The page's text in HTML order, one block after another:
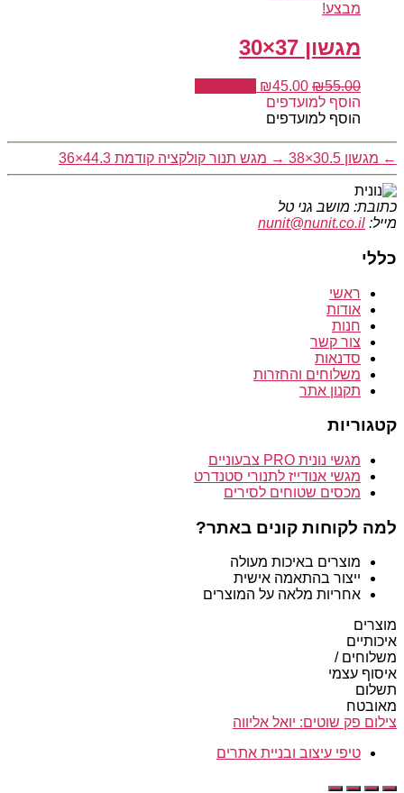
מבצע!
מגשון 37×30
₪55.00
המחיר
המקורי
היה:
₪45.00
הוסף למועדפים
הוסף למועדפים
← מגשון 30.5×38 → מגש תנור קולקציה קודמת 44.3×36
כתובת: מושב גני טל
מייל: nunit@nunit.co.il
כללי
ראשי
אודות
חנות
צור קשר
סדנאות
משלוחים והחזרות
תקנון אתר
קטגוריות
מגשי נונית PRO צבעוניים
מגשי אנודייז לתנורי סטנדרט
מכסים שטוחים לסירים
למה לקוחות קונים באתר?
מוצרים באיכות מעולה
ייצור בהתאמה אישית
אחריות מלאה על המוצרים
מוצרים
איכותיים
משלוחים /
איסוף עצמי
תשלום
מאובטח
צילום פק שוטים: יואל אליווה
טיפי עיצוב ובניית אתרים